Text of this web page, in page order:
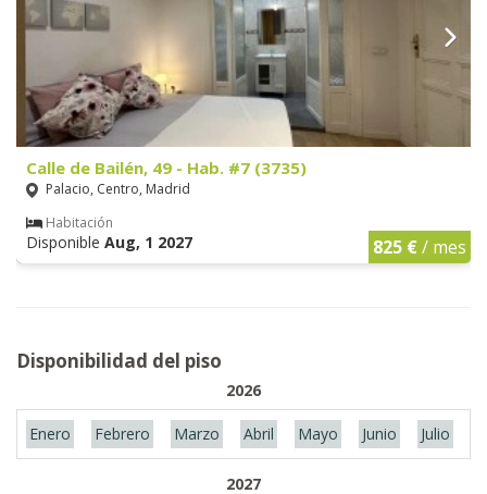
Calle de Bailén, 49 - Hab. #7 (3735)
Palacio, Centro, Madrid
Habitación
Disponible Aug, 1 2027 825 €/ mes
Disponibilidad del piso
2026
Enero Febrero Marzo Abril Mayo Junio Julio
2027